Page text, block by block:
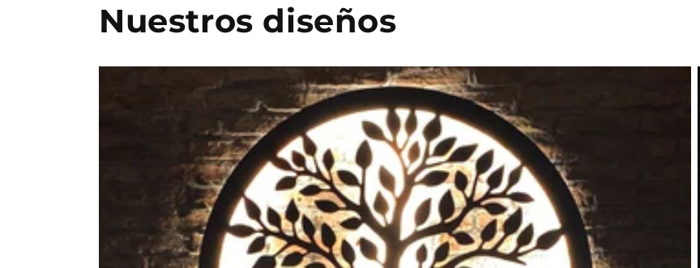
Nuestros diseños